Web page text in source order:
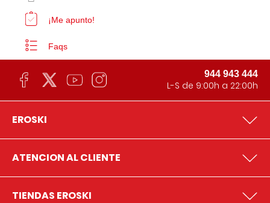
¡Me apunto!
Faqs
944 943 444
L-S de 9:00h a 22:00h
EROSKI
ATENCION AL CLIENTE
TIENDAS EROSKI